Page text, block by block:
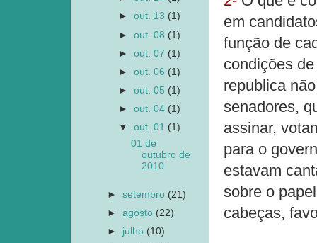
em
função de
condições
republica
senadores,
assinar,
para o
estavam
sobre o
cabeças,
►out. 13 (1)
►out. 08 (1)
►out. 07 (1)
►out. 06 (1)
►out. 05 (1)
►out. 04 (1)
▼out. 01 (1)
01 de
outubro de
2010
►setembro (21)
►agosto (22)
► julho (10)